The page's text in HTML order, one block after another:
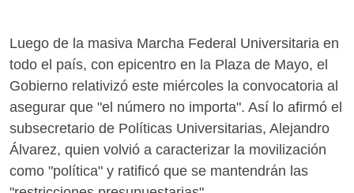
Luego de la masiva Marcha Federal Universitaria en
todo el país, con epicentro en la Plaza de Mayo, el
Gobierno relativizó este miércoles la convocatoria al
asegurar que "el número no importa". Así lo afirmó el
subsecretario de Políticas Universitarias, Alejandro
Álvarez, quien volvió a caracterizar la movilización
como "política" y ratificó que se mantendrán las